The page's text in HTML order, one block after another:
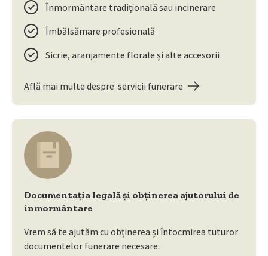
Înmormântare tradițională sau incinerare
Îmbălsămare profesională
Sicrie, aranjamente florale și alte accesorii
Află mai multe despre servicii funerare
Documentația legală și obținerea ajutorului de
înmormântare
Vrem să te ajutăm cu obținerea și întocmirea tuturor
documentelor funerare necesare.